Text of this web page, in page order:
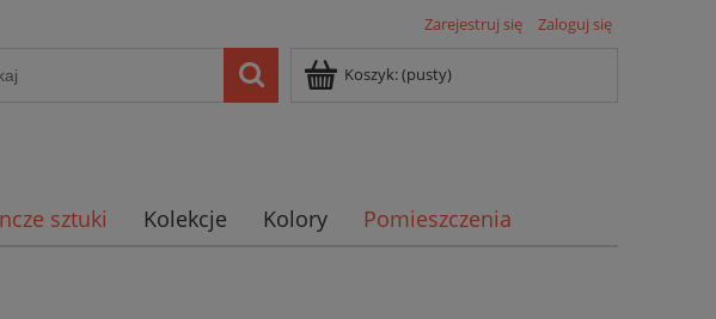
Zarejestruj się Zaloguj się
Koszyk:(pusty)
sztuki Kolekcje Kolory Pomieszczenia